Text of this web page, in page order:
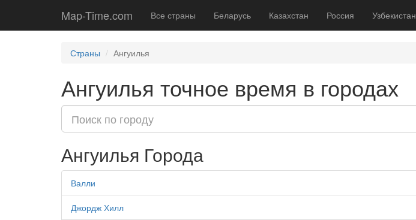
Map-Time.com Все страны Беларусь Казахстан Россия Узбекистан
Страны Ангуилья
Ангуилья точное время в городах
Ангуилья Города
Валли
Джордж Хилл